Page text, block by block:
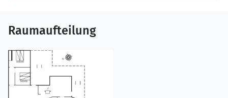
Raumaufteilung